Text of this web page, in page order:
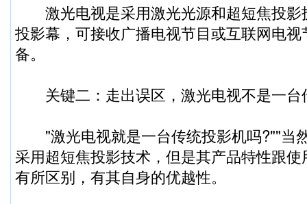
激光电视是采用激光光源和超短焦投影
投影幕，可接收广播电视节目或互联网电
备。
关键二：走出误区，激光电视不是一台
"激光电视就是一台传统投影机吗?""当
采用超短焦投影技术，但是其产品特性跟
有所区别，有其自身的优越性。